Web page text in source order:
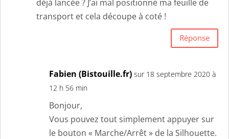
déjà lancée ? J’ai mal positionné ma feuille de
transport et cela découpe à coté !
Réponse
Fabien (Bistouille.fr) sur 18 septembre 2020 à
12 h 56 min
Bonjour,
Vous pouvez tout simplement appuyer sur
le bouton « Marche/Arrêt » de la Silhouette.